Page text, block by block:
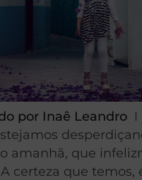
por Inaê Leandro
amanhã, que
certeza que temos,